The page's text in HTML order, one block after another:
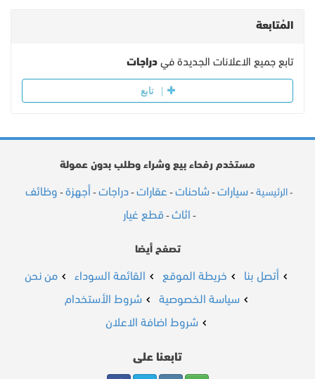
المُتابعة
تابع جميع الاعلانات الجديدة في دراجات
تابع
مستخدم رفحاء بيع وشراء وطلب بدون عمولة
- الرئيسية - سيارات - شاحنات - عقارات - دراجات - أجهزة - وظائف
- اثاث -قطع غيار
تصفح أيضا
أتصل بنا خريطة الموقع القائمة السوداء
من نحن
سياسة الخصوصية
شروط الأستخدام
شروط اضافة الاعلان
تابعنا على